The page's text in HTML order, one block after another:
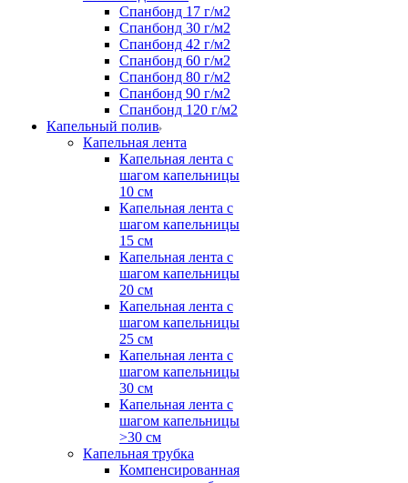
Спанбонд 17 г/м2
Спанбонд 30 г/м2
Спанбонд 42 г/м2
Спанбонд 60 г/м2
Спанбонд 80 г/м2
Спанбонд 90 г/м2
Спанбонд 120 г/м2
Капельный полив
Капельная лента
Капельная лента с
шагом капельницы
10 см
Капельная лента с
шагом капельницы
15 см
Капельная лента с
шагом капельницы
20 см
Капельная лента с
шагом капельницы
25 см
Капельная лента с
шагом капельницы
30 см
Капельная лента с
шагом капельницы
>30 см
Капельная трубка
Компенсированная